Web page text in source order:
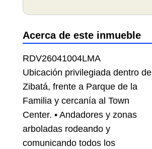
Acerca de este inmueble
RDV26041004LMA
Ubicación privilegiada dentro de
Zibatá, frente a Parque de la
Familia y cercanía al Town
Center. • Andadores y zonas
arboladas rodeando y
comunicando todos los